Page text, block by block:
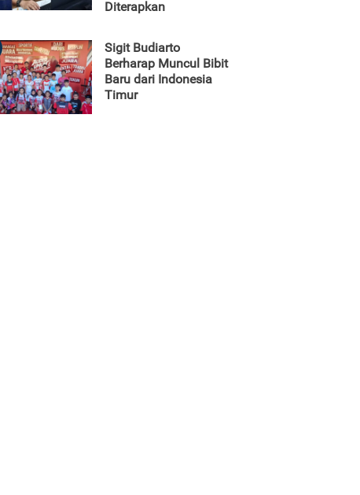
Diterapkan
Sigit Budiarto
Berharap Muncul Bibit
Baru dari Indonesia
Timur